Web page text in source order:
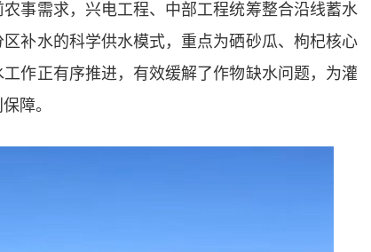
事需求，兴电工程、中部工程统筹整合沿线蓄水
补水的科学供水模式，重点为硒砂瓜、枸杞核心
作正有序推进，有效缓解了作物缺水问题，为灌
障。